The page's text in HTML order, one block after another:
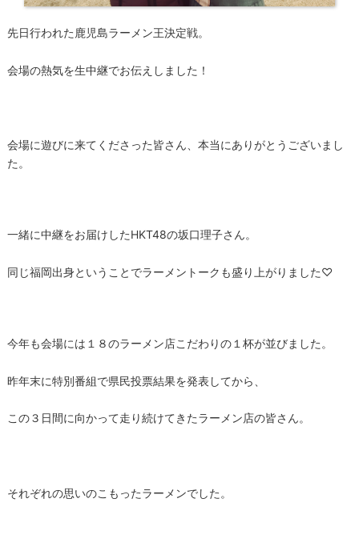
先日行われた鹿児島ラーメン王決定戦。
会場の熱気を生中継でお伝えしました！
会場に遊びに来てくださった皆さん、本当にありがとうございまし
た。
一緒に中継をお届けしたHKT48の坂口理子さん。
同じ福岡出身ということでラーメントークも盛り上がりました♡
今年も会場には１８のラーメン店こだわりの１杯が並びました。
昨年末に特別番組で県民投票結果を発表してから、
この３日間に向かって走り続けてきたラーメン店の皆さん。
それぞれの思いのこもったラーメンでした。